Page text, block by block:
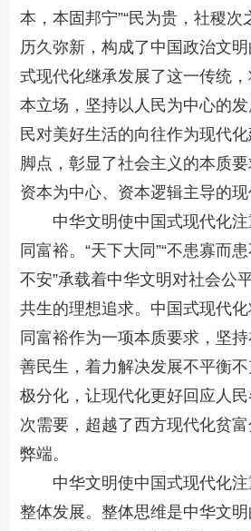
本，本固邦宁”“民为贵，社稷次
历久弥新，构成了中国政治文
式现代化继承发展了这一传统
本立场，坚持以人民为中心的
民对美好生活的向往作为现代
脚点，彰显了社会主义的本质
资本为中心、资本逻辑主导的现
中华文明使中国式现代化注
同富裕。“天下大同”“不患寡而
不安”承载着中华文明对社会公
共生的理想追求。中国式现代
同富裕作为一项本质要求，坚
善民生，着力解决发展不平衡
极分化，让现代化更好回应人
次需要，超越了西方现代化贫
弊端。
中华文明使中国式现代化注
整体发展。整体思维是中华文